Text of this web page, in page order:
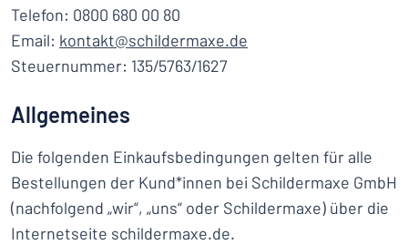
Industrie und Fertigung
Büro & Arbeitsplatz
Das Gesuchte nicht gefunden? Schild hier entwerfen
Kennzeichnung
Namensschilder
Angebotsanfrage
Einloggen
Kundenservice
Telefon: 0800 680 00 80
Email: kontakt@schildermaxe.de
Steuernummer: 135/5763/1627
Allgemeines
Die folgenden Einkaufsbedingungen gelten für alle
Bestellungen der Kund*innen bei Schildermaxe GmbH
(nachfolgend „wir“, „uns“ oder Schildermaxe) über die
Internetseite schildermaxe.de.